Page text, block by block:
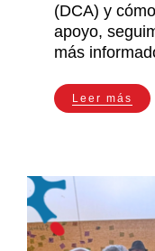
(DCA) y
apoyo,
más
Leer más